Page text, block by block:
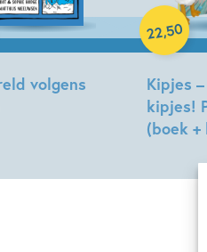
volgens
Kipjes
kipjes!
(boek
Peters
22,50